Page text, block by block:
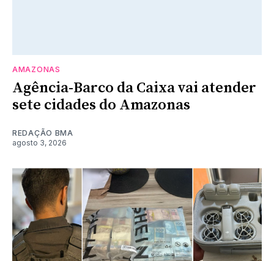
AMAZONAS
Agência-Barco da Caixa vai atender
sete cidades do Amazonas
REDAÇÃO BMA
agosto 3, 2026